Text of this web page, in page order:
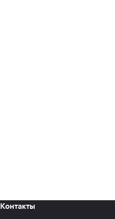
Контакты